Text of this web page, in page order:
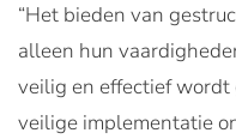
“Het bieden van
alleen hun
veilig en effectief wordt
veilige implementatie